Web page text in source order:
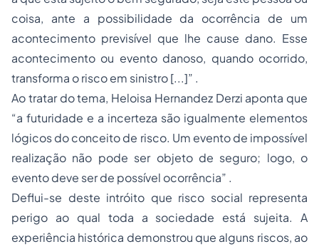
coisa, ante a possibilidade da ocorrência de um
acontecimento previsível que lhe cause dano. Esse
acontecimento ou evento danoso, quando ocorrido,
transforma o risco em sinistro [...]” .
Ao tratar do tema, Heloisa Hernandez Derzi aponta que
“a futuridade e a incerteza são igualmente elementos
lógicos do conceito de risco. Um evento de impossível
realização não pode ser objeto de seguro; logo, o
evento deve ser de possível ocorrência” .
Deflui-se deste intróito que risco social representa
perigo ao qual toda a sociedade está sujeita. A
experiência histórica demonstrou que alguns riscos, ao